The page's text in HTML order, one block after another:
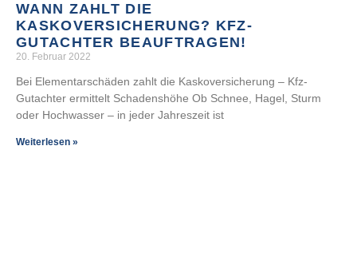
WANN ZAHLT DIE
KASKOVERSICHERUNG? KFZ-
GUTACHTER BEAUFTRAGEN!
20. Februar 2022
Bei Elementarschäden zahlt die Kaskoversicherung – Kfz-
Gutachter ermittelt Schadenshöhe Ob Schnee, Hagel, Sturm
oder Hochwasser – in jeder Jahreszeit ist
Weiterlesen »